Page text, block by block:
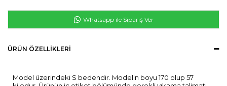
Whatsapp ile Sipariş Ver
ÜRÜN ÖZELLIKLERI
Model üzerindeki S bedendir. Modelin boyu 170 olup 57